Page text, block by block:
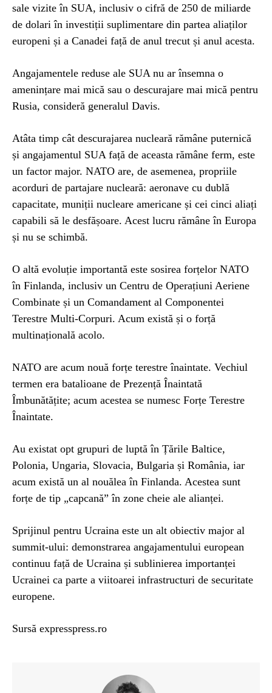
sale vizite în SUA, inclusiv o cifră de 250 de miliarde
de dolari în investiții suplimentare din partea aliaților
europeni și a Canadei față de anul trecut și anul acesta.
Angajamentele reduse ale SUA nu ar însemna o
amenințare mai mică sau o descurajare mai mică pentru
Rusia, consideră generalul Davis.
Atâta timp cât descurajarea nucleară rămâne puternică
și angajamentul SUA față de aceasta rămâne ferm, este
un factor major. NATO are, de asemenea, propriile
acorduri de partajare nucleară: aeronave cu dublă
capacitate, muniții nucleare americane și cei cinci aliați
capabili să le desfășoare. Acest lucru rămâne în Europa
și nu se schimbă.
O altă evoluție importantă este sosirea forțelor NATO
în Finlanda, inclusiv un Centru de Operațiuni Aeriene
Combinate și un Comandament al Componentei
Terestre Multi-Corpuri. Acum există și o forță
multinațională acolo.
NATO are acum nouă forțe terestre înaintate. Vechiul
termen era batalioane de Prezență Înaintată
Îmbunătățite; acum acestea se numesc Forțe Terestre
Înaintate.
Au existat opt ​​grupuri de luptă în Țările Baltice,
Polonia, Ungaria, Slovacia, Bulgaria și România, iar
acum există un al nouălea în Finlanda. Acestea sunt
forțe de tip „capcană” în zone cheie ale alianței.
Sprijinul pentru Ucraina este un alt obiectiv major al
summit-ului: demonstrarea angajamentului european
continuu față de Ucraina și sublinierea importanței
Ucrainei ca parte a viitoarei infrastructuri de securitate
europene.
Sursă expresspress.ro